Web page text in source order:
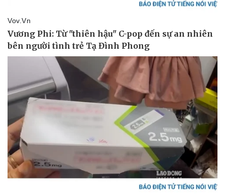
Kinh tế
Bất động sản
Khởi nghiệp
Thị trường
Giá vàng
Tiêu dùng
Tỷ giá
Chứng khoán
Giá cà phê